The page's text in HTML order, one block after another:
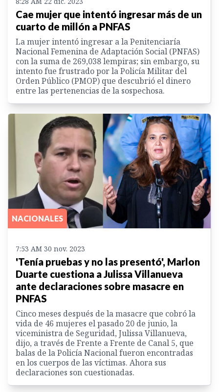
Cae mujer que intentó ingresar más de un
cuarto de millón a PNFAS
La mujer intentó ingresar a la Penitenciaría
Nacional Femenina de Adaptación Social (PNFAS)
con la suma de 269,038 lempiras; sin embargo, su
intento fue frustrado por la Policía Militar del
Orden Público (PMOP) que descubrió el dinero
entre las pertenencias de la sospechosa.
NACIONALES
7:53 AM 30 nov. 2023
'Tenía pruebas y no las presentó', Marlon
Duarte cuestiona a Julissa Villanueva
ante declaraciones sobre masacre en
PNFAS
Cinco meses después de la masacre que cobró la
vida de 46 mujeres el pasado 20 de junio, la
viceministra de Seguridad, Julissa Villanueva,
dijo, a través de Frente a Frente de Canal 5, que
balas de la Policía Nacional fueron encontradas
en los cuerpos de las víctimas. Ahora sus
declaraciones son cuestionadas.